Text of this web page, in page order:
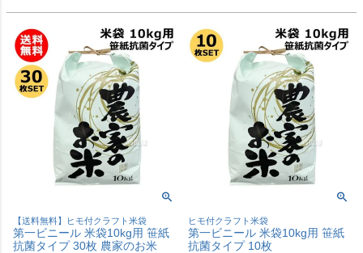
【送料無料】ヒモ付クラフト米袋
第一ビニール 米袋10kg用 笹紙
抗菌タイプ 30枚 農家のお米
ヒモ付クラフト米袋
第一ビニール 米袋10kg用 笹紙
抗菌タイプ 10枚